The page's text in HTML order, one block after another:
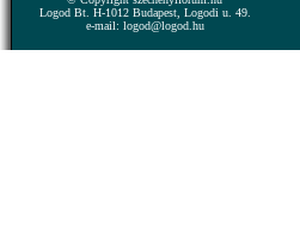
Logod Bt. H-1012 Budapest, Logodi u. 49.
e-mail: logod@logod.hu